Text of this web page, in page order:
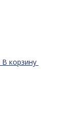
В корзину